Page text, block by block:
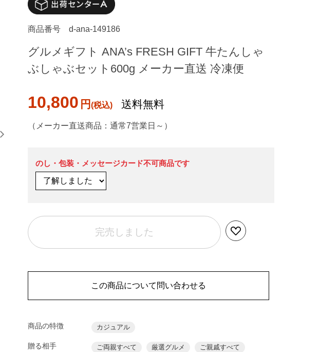
商品番号 d-ana-149186
グルメギフト ANA’s FRESH GIFT 牛たんしゃ
ぶしゃぶセット600g メーカー直送 冷凍便
10,800 円 送料無料
（メーカー直送商品：通常7営業日～）
のし・包装・メッセージカード不可商品です
完売しました
この商品について問い合わせる
商品の特徴 カジュアル
贈る相手 ご両親すべて 厳選グルメ
ご親戚すべて